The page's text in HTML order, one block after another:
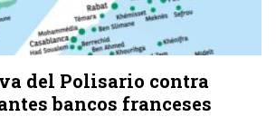
del Polisario contra
bancos franceses